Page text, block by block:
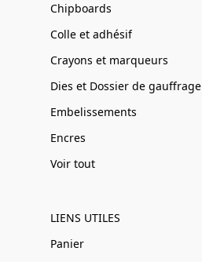
Chipboards
Colle et adhésif
Crayons et marqueurs
Dies et Dossier de gauffrage
Embelissements
Encres
Voir tout
LIENS UTILES
Panier